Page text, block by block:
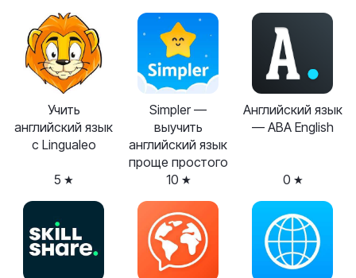
Учить
английский язык
с Lingualeo
5
Simpler —
выучить
английский язык
проще простого
10
Английский язык
— ABA English
0